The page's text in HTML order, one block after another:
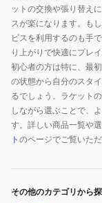
ットの交換や張り替え
スが楽になります。も
ビスを利用するのも手
り上がりで快適にプレ
初心者の方は特に、最
の状態から自分のスタ
るでしょう。ラケット
しながら選ぶことで、
す。詳しい商品一覧や
ト のページでご覧いた
その他のカテゴリから